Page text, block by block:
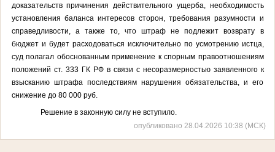
доказательств причинения действительного ущерба, необходимость
установления баланса интересов сторон, требования разумности и
справедливости, а также то, что штраф не подлежит возврату в
бюджет и будет расходоваться исключительно по усмотрению истца,
суд полагал обоснованным применение к спорным правоотношениям
положений ст. 333 ГК РФ в связи с несоразмерностью заявленного к
взысканию штрафа последствиям нарушения обязательства, и его
снижение до 80 000 руб.
Решение в законную силу не вступило.
опубликовано 28.04.2026 10:38 (МСК)